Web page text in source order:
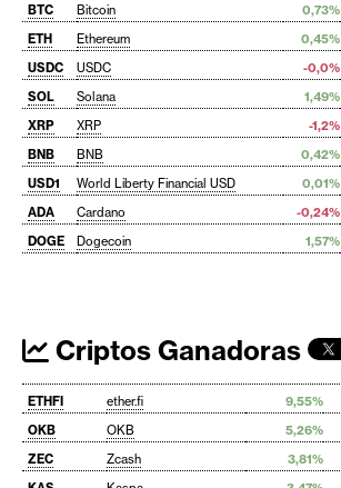
BTC
Bitcoin 0,73%
ETH
Ethereum 0,45%
USDC
USDC -0,0%
SOL
Solana 1,49%
XRP
XRP -1,2%
BNB
BNB 0,42%
USD1
World Liberty Financial USD 0,01%
ADA
Cardano -0,24%
DOGE
Dogecoin 1,57%
Criptos Ganadoras
ETHFI ether.fi 9,55%
OKB
OKB 5,26%
ZEC
Zcash 3,81%